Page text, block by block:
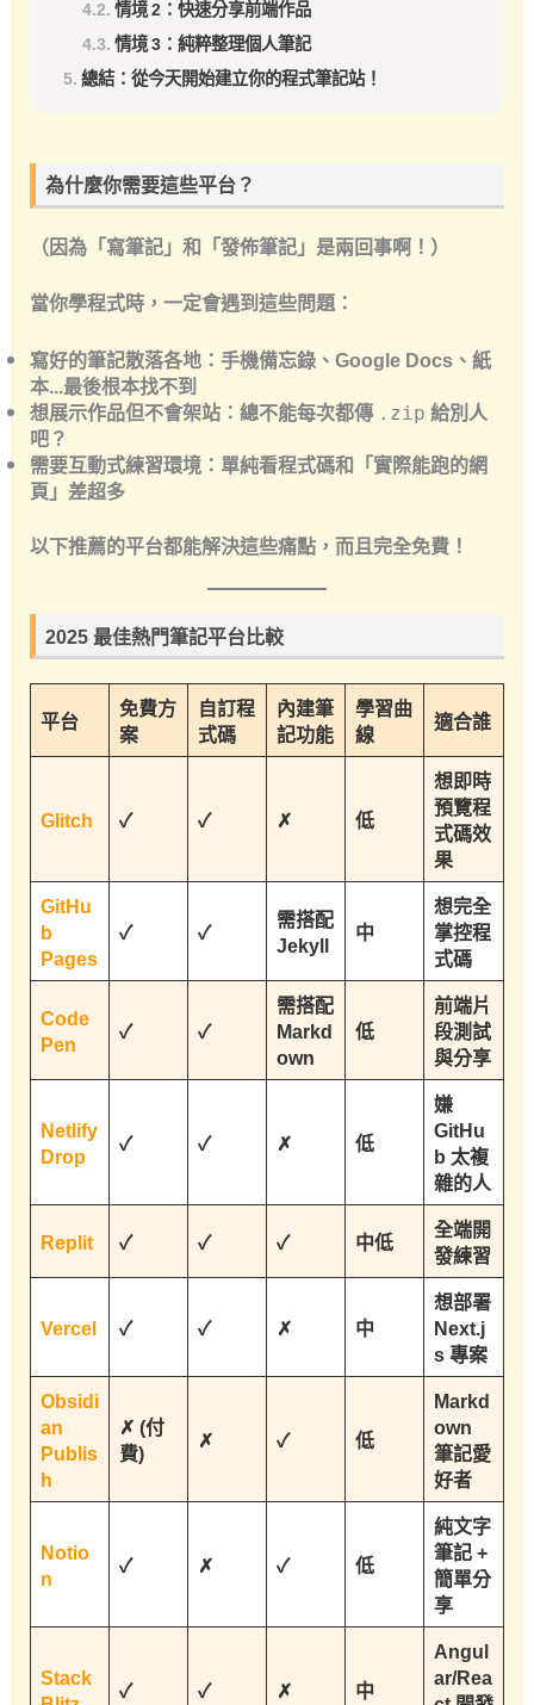
情境 2：快速分享前端作品
情境 3：純粹整理個人筆記
總結：從今天開始建立你的程式筆記站！
為什麼你需要這些平台？
（因為「寫筆記」和「發佈筆記」是兩回事啊！）
當你學程式時，一定會遇到這些問題：
寫好的筆記散落各地：手機備忘錄、Google Docs、紙
本...最後根本找不到
想展示作品但不會架站：總不能每次都傳 .zip 給別人
吧？
需要互動式練習環境：單純看程式碼和「實際能跑的網
頁」差超多
以下推薦的平台都能解決這些痛點，而且完全免費！
2025 最佳熱門筆記平台比較
平台
免費方
案
自訂程
式碼
內建筆
記功能
學習曲
線
適合誰
Glitch ✓ ✓ ✗ 低
想即時
預覽程
式碼效
果
GitHu
b
Pages
✓ ✓
需搭配
Jekyll
中
想完全
掌控程
式碼
Code
Pen
✓ ✓
需搭配
Markd
own
低
前端片
段測試
與分享
Netlify
Drop
✓ ✓ ✗ 低
嫌
GitHu
b 太複
雜的人
Replit ✓ ✓ ✓ 中低
全端開
發練習
Vercel ✓ ✓ ✗ 中
想部署
Next.j
s 專案
Obsidi
an
Publis
h
✗ (付
費)
✗ ✓ 低
Markd
own
筆記愛
好者
Notio
n
✓ ✗ ✓ 低
純文字
筆記 +
簡單分
享
Stack
✓ ✓ ✗ 中
Angul
ar/Rea